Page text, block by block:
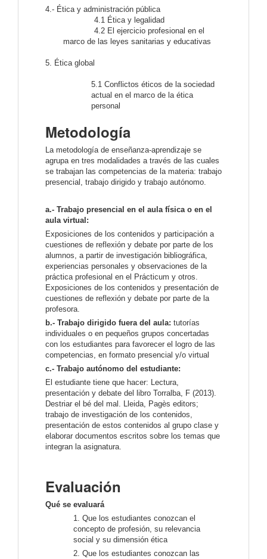
4.- Ética y administración pública
4.1 Ética y legalidad
4.2 El ejercicio profesional en el
marco de las leyes sanitarias y educativas
5. Ética global
5.1 Conflictos éticos de la sociedad
actual en el marco de la ética
personal
Metodología
La metodología de enseñanza-aprendizaje se
agrupa en tres modalidades a través de las cuales
se trabajan las competencias de la materia: trabajo
presencial, trabajo dirigido y trabajo autónomo.
a.- Trabajo presencial en el aula física o en el
aula virtual:
Exposiciones de los contenidos y participación a
cuestiones de reflexión y debate por parte de los
alumnos, a partir de investigación bibliográfica,
experiencias personales y observaciones de la
práctica profesional en el Prácticum y otros.
Exposiciones de los contenidos y presentación de
cuestiones de reflexión y debate por parte de la
profesora.
b.- Trabajo dirigido fuera del aula: tutorías
individuales o en pequeños grupos concertadas
con los estudiantes para favorecer el logro de las
competencias, en formato presencial y/o virtual
c.- Trabajo autónomo del estudiante:
El estudiante tiene que hacer: Lectura,
presentación y debate del libro Torralba, F (2013).
Destriar el bé del mal. Lleida, Pagès editors;
trabajo de investigación de los contenidos,
presentación de estos contenidos al grupo clase y
elaborar documentos escritos sobre los temas que
integran la asignatura.
Evaluación
Qué se evaluará
1. Que los estudiantes conozcan el
concepto de profesión, su relevancia
social y su dimensión ética
2. Que los estudiantes conozcan las